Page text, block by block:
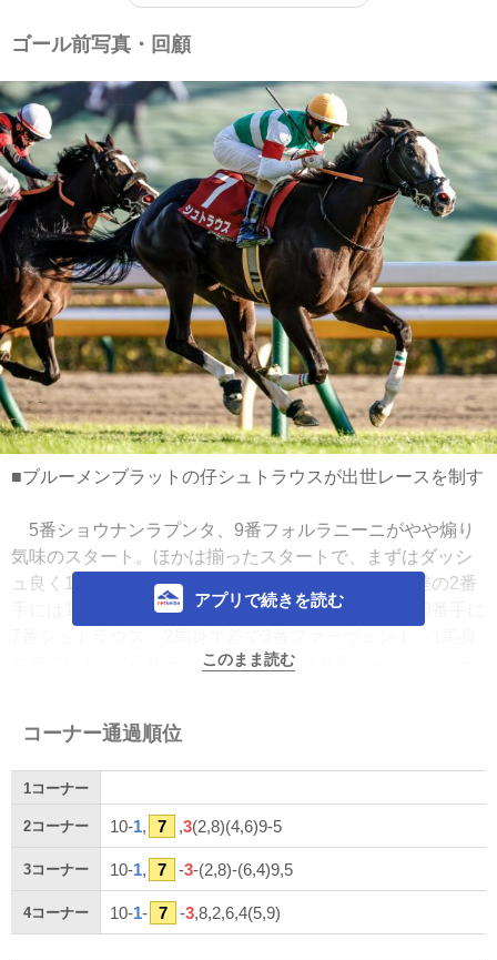
ゴール前写真・回顧
アプリで続きを読む
このまま読む
■ブルーメンブラットの仔シュトラウスが出世レースを制す
5番ショウナンラプンタ、9番フォルラニーニがやや煽り
気味のスタート。ほかは揃ったスタートで、まずはダッシ
ュ良く10番テリオスルルがハナを主張する。3馬身差の2番
手には1番シュバルツクーゲル、さらに1馬身半差の3番手に
半差で内から2番サークルオブジョイと8番シャンパンマー
差の最後方に5番ショウナンラプンタという隊列。1000mの
通過タイムは59秒1。
テリオスルルが快調に飛ばし、リードは4馬身くらいに広
がる。他馬は大きな動きがなく折り合いに専念。3番手では
序盤で力み気味だったシュトラウスをJ.モレイラ騎手がうま
くなだめている。人気のフォルラニーニは3コーナーでも後
方2番手のまま。
コーナー通過順位
1コーナー
2コーナー 10-1, 7 ,3(2,8)(4,6)9-5
3コーナー 10-1, 7 -3-(2,8)-(6,4)9,5
4コーナー 10-1- 7 -3,8,2,6,4(5,9)